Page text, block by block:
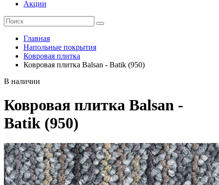
Акции
Главная
Напольные покрытия
Ковровая плитка
Ковровая плитка Balsan - Batik (950)
В наличии
Ковровая плитка Balsan -
Batik (950)